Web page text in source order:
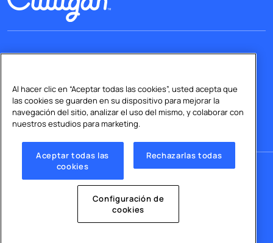
Copyright © 2026 Culligan
Política de Privacidad Política de Cookies
Al hacer clic en “Aceptar todas las cookies”, usted acepta que
las cookies se guarden en su dispositivo para mejorar la
navegación del sitio, analizar el uso del mismo, y colaborar con
nuestros estudios para marketing.
Aceptar todas las
cookies
Rechazarlas todas
Configuración de
cookies